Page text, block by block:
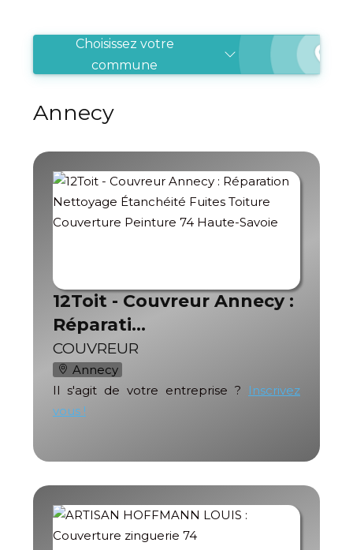
Choisissez votre
commune
Annecy
12Toit - Couvreur Annecy :
Réparati…
COUVREUR
Annecy
Il s'agit de votre entreprise ?
Inscrivez
vous !